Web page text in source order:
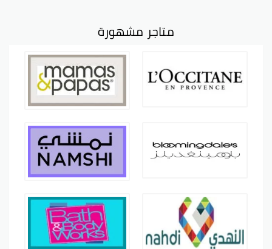
متاجر مشهورة